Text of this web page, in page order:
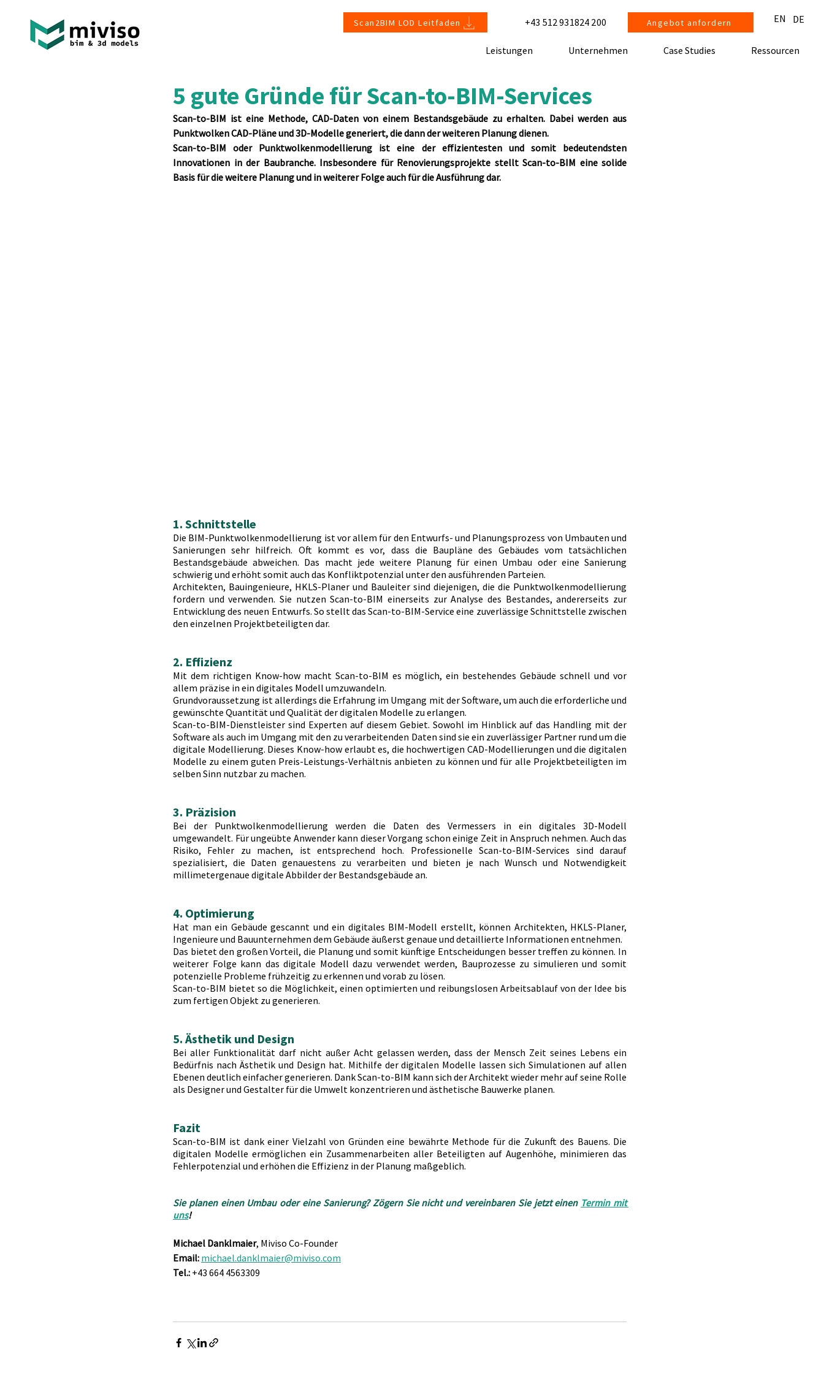
+43 512 931824 200
Scan2BIM LOD Leitfaden
Leistungen Unternehmen Case Studies Ressourcen
Angebot anfordern DE
EN
5 gute Gründe für Scan-to-BIM-Services
Scan-to-BIM ist eine Methode, CAD-Daten von einem Bestandsgebäude zu erhalten. Dabei werden aus
Punktwolken CAD-Pläne und 3D-Modelle generiert, die dann der weiteren Planung dienen.
Scan-to-BIM oder Punktwolkenmodellierung ist eine der effizientesten und somit bedeutendsten
Innovationen in der Baubranche. Insbesondere für Renovierungsprojekte stellt Scan-to-BIM eine solide
Basis für die weitere Planung und in weiterer Folge auch für die Ausführung dar.
1. Schnittstelle
Die BIM-Punktwolkenmodellierung ist vor allem für den Entwurfs- und Planungsprozess von Umbauten und
Sanierungen sehr hilfreich. Oft kommt es vor, dass die Baupläne des Gebäudes vom tatsächlichen
Bestandsgebäude abweichen. Das macht jede weitere Planung für einen Umbau oder eine Sanierung
schwierig und erhöht somit auch das Konfliktpotenzial unter den ausführenden Parteien.
Architekten, Bauingenieure, HKLS-Planer und Bauleiter sind diejenigen, die die Punktwolkenmodellierung
fordern und verwenden. Sie nutzen Scan-to-BIM einerseits zur Analyse des Bestandes, andererseits zur
Entwicklung des neuen Entwurfs. So stellt das Scan-to-BIM-Service eine zuverlässige Schnittstelle zwischen
den einzelnen Projektbeteiligten dar.
2. Effizienz
Mit dem richtigen Know-how macht Scan-to-BIM es möglich, ein bestehendes Gebäude schnell und vor
allem präzise in ein digitales Modell umzuwandeln.
Grundvoraussetzung ist allerdings die Erfahrung im Umgang mit der Software, um auch die erforderliche und
gewünschte Quantität und Qualität der digitalen Modelle zu erlangen.
Scan-to-BIM-Dienstleister sind Experten auf diesem Gebiet. Sowohl im Hinblick auf das Handling mit der
Software als auch im Umgang mit den zu verarbeitenden Daten sind sie ein zuverlässiger Partner rund um die
digitale Modellierung. Dieses Know-how erlaubt es, die hochwertigen CAD-Modellierungen und die digitalen
Modelle zu einem guten Preis-Leistungs-Verhältnis anbieten zu können und für alle Projektbeteiligten im
selben Sinn nutzbar zu machen.
3. Präzision
Bei der Punktwolkenmodellierung werden die Daten des Vermessers in ein digitales 3D-Modell
umgewandelt. Für ungeübte Anwender kann dieser Vorgang schon einige Zeit in Anspruch nehmen. Auch das
Risiko, Fehler zu machen, ist entsprechend hoch. Professionelle Scan-to-BIM-Services sind darauf
spezialisiert, die Daten genauestens zu verarbeiten und bieten je nach Wunsch und Notwendigkeit
millimetergenaue digitale Abbilder der Bestandsgebäude an.
4. Optimierung
Hat man ein Gebäude gescannt und ein digitales BIM-Modell erstellt, können Architekten, HKLS-Planer,
Ingenieure und Bauunternehmen dem Gebäude äußerst genaue und detaillierte Informationen entnehmen.
Das bietet den großen Vorteil, die Planung und somit künftige Entscheidungen besser treffen zu können. In
weiterer Folge kann das digitale Modell dazu verwendet werden, Bauprozesse zu simulieren und somit
potenzielle Probleme frühzeitig zu erkennen und vorab zu lösen.
Scan-to-BIM bietet so die Möglichkeit, einen optimierten und reibungslosen Arbeitsablauf von der Idee bis
zum fertigen Objekt zu generieren.
5. Ästhetik und Design
Bei aller Funktionalität darf nicht außer Acht gelassen werden, dass der Mensch Zeit seines Lebens ein
Bedürfnis nach Ästhetik und Design hat. Mithilfe der digitalen Modelle lassen sich Simulationen auf allen
Ebenen deutlich einfacher generieren. Dank Scan-to-BIM kann sich der Architekt wieder mehr auf seine Rolle
als Designer und Gestalter für die Umwelt konzentrieren und ästhetische Bauwerke planen.
Fazit
Scan-to-BIM ist dank einer Vielzahl von Gründen eine bewährte Methode für die Zukunft des Bauens. Die
digitalen Modelle ermöglichen ein Zusammenarbeiten aller Beteiligten auf Augenhöhe, minimieren das
Fehlerpotenzial und erhöhen die Effizienz in der Planung maßgeblich.
Sie planen einen Umbau oder eine Sanierung? Zögern Sie nicht und vereinbaren Sie jetzt einen Termin mit
uns!
Michael Danklmaier, Miviso Co-Founder
Email: michael.danklmaier@miviso.com
Tel.: +43 664 4563309